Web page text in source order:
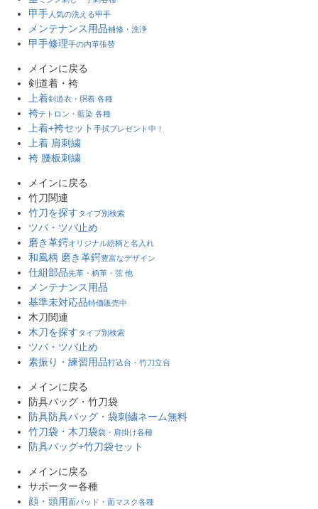
甲手 人気の洗える甲手
メンテナンス用品補修・洗浄
甲手修理手の内革張替
メインに戻る
剣道着・袴
上着剣道衣・胴着 各種
袴テトロン・藍染 各種
上着+袴セット 手拭プレゼント中！
上着 肩刺繍
袴 腰板刺繍
メインに戻る
竹刀関連
竹刀を探すタイプ別検索
ツバ・ツバ止め
磨き革鍔オリジナル絵柄と名入れ
和風柄 磨き革鍔豊富なデザイン
仕組部品先革・柄革・弦 他
メンテナンス用品
基準未対応品特価販売中
木刀関連
木刀を探すタイプ別検索
ツバ・ツバ止め
素振り・練習用品打込台・竹刀立台
メインに戻る
防具バッグ・竹刀袋
防具防具バッグ・袋刺繍ネーム無料
竹刀袋・木刀袋袋・肩掛け各種
防具バッグ+竹刀袋セット
メインに戻る
サポーター各種
顔・頭用面パッド・面マスク各種